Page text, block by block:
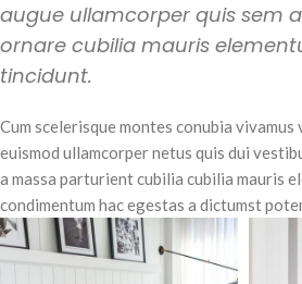
augue ullamcorper quis sem
ornare cubilia mauris
tincidunt.
Cum scelerisque montes conubia
euismod ullamcorper netus quis dui
a massa parturient cubilia cubilia mauris
condimentum hac egestas a dictumst